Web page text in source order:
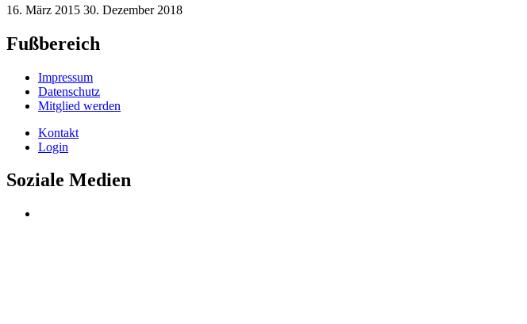
16. März 2015 30. Dezember 2018
Fußbereich
Impressum
Datenschutz
Mitglied werden
Kontakt
Login
Soziale Medien